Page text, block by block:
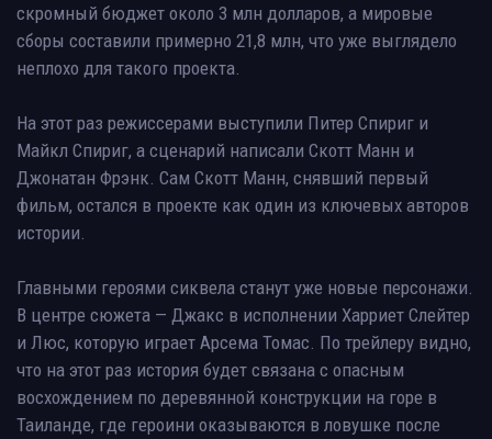
скромный бюджет около 3 млн долларов, а мировые
сборы составили примерно 21,8 млн, что уже выглядело
неплохо для такого проекта.
На этот раз режиссерами выступили Питер Спириг и
Майкл Спириг, а сценарий написали Скотт Манн и
Джонатан Фрэнк. Сам Скотт Манн, снявший первый
фильм, остался в проекте как один из ключевых авторов
истории.
Главными героями сиквела станут уже новые персонажи.
В центре сюжета — Джакс в исполнении Харриет Слейтер
и Люс, которую играет Арсема Томас. По трейлеру видно,
что на этот раз история будет связана с опасным
восхождением по деревянной конструкции на горе в
Таиланде, где героини оказываются в ловушке после